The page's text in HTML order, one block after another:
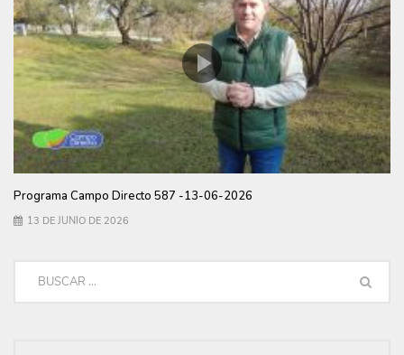
Programa Campo Directo 587 -13-06-2026
13 DE JUNIO DE 2026